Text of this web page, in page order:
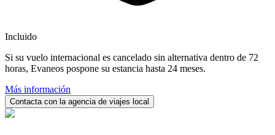
Incluido
Si su vuelo internacional es cancelado sin alternativa dentro de 72
horas, Evaneos pospone su estancia hasta 24 meses.
Más información
Contacta con la agencia de viajes local